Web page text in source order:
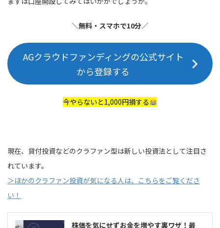
＼無料・スマホで10分／
AGクラウドファンディングの公式サイト
から登録する
今やらないと1,000円損する
現在、貸付投資などのクラファン型は新しい投資法として注目さ
れています。
＞ほかのクラファン投資が気になる人は、こちらをご覧くださ
い！
株価を気にせずお金を増やす裏ワザ！最